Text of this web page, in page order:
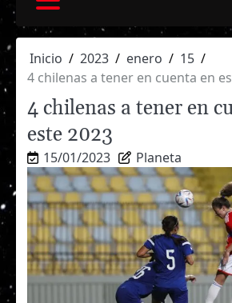
Inicio 2023 enero
15
4 chilenas a tener en cuenta en
4 chilenas a tener en
este 2023
15/01/2023 Planeta